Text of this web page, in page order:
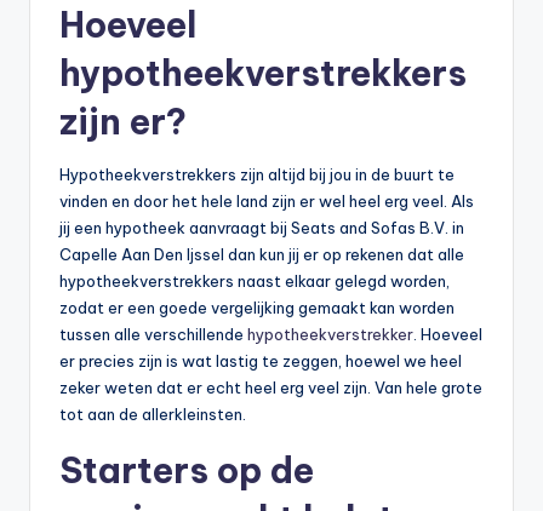
Hoeveel
hypotheekverstrekkers
zijn er?
Hypotheekverstrekkers zijn altijd bij jou in de buurt te
vinden en door het hele land zijn er wel heel erg veel. Als
jij een hypotheek aanvraagt bij Seats and Sofas B.V. in
Capelle Aan Den Ijssel dan kun jij er op rekenen dat alle
hypotheekverstrekkers naast elkaar gelegd worden,
zodat er een goede vergelijking gemaakt kan worden
tussen alle verschillende hypotheekverstrekker . Hoeveel
er precies zijn is wat lastig te zeggen, hoewel we heel
zeker weten dat er echt heel erg veel zijn. Van hele grote
tot aan de allerkleinsten.
Starters op de